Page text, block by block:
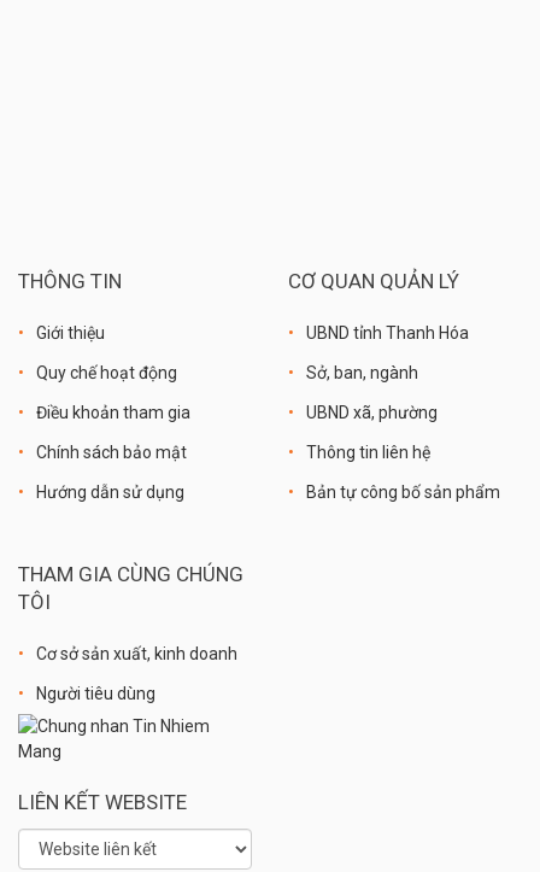
THÔNG TIN
Giới thiệu
Quy chế hoạt động
Điều khoản tham gia
Chính sách bảo mật
Hướng dẫn sử dụng
CƠ QUAN QUẢN LÝ
UBND tỉnh Thanh Hóa
Sở, ban, ngành
UBND xã, phường
Thông tin liên hệ
Bản tự công bố sản phẩm
THAM GIA CÙNG CHÚNG
TÔI
Cơ sở sản xuất, kinh doanh
Người tiêu dùng
LIÊN KẾT WEBSITE